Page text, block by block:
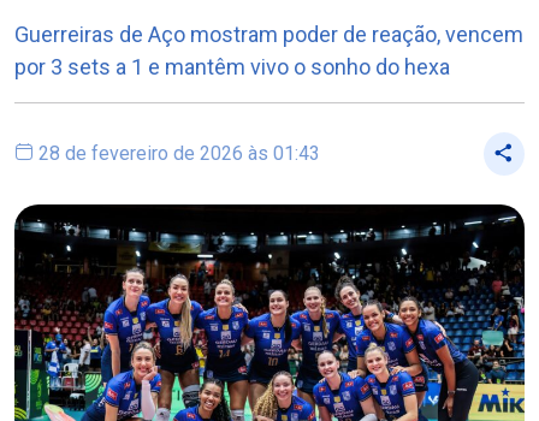
Guerreiras de Aço mostram poder de reação, vencem
por 3 sets a 1 e mantêm vivo o sonho do hexa
28 de fevereiro de 2026 às 01:43